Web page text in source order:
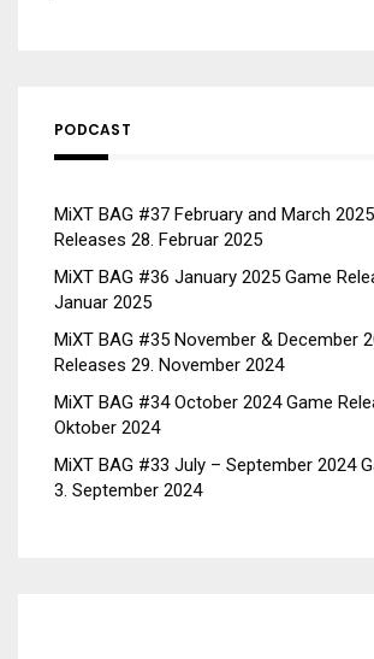
PODCAST
MiXT BAG #37 February and March
Releases 28. Februar 2025
MiXT BAG #36 January 2025 Game
Januar 2025
MiXT BAG #35 November & December
Releases 29. November 2024
MiXT BAG #34 October 2024 Game
Oktober 2024
MiXT BAG #33 July – September 2024
3. September 2024